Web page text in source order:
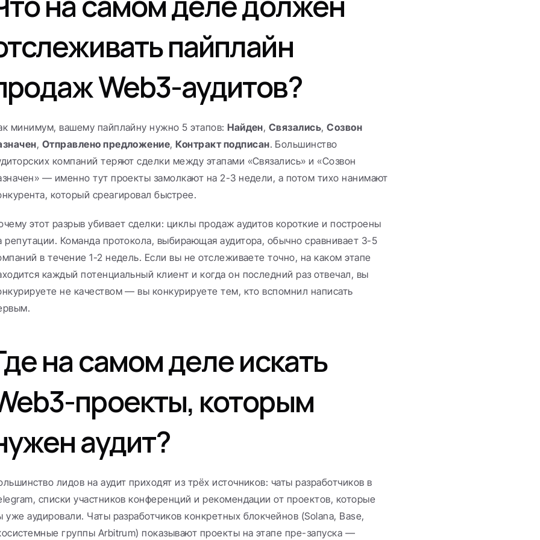
пайплайн
Web3-аудитов?
минимум, вашему пайплайну нужно 5 этапов: Найден, Связались, Созвон
, Отправлено предложение, Контракт подписан. Большинство
компаний теряют сделки между этапами «Связались» и «Созвон
— именно тут проекты замолкают на 2-3 недели, а потом тихо нанимают
который среагировал быстрее.
этот разрыв убивает сделки: циклы продаж аудитов короткие и построены
репутации. Команда протокола, выбирающая аудитора, обычно сравнивает 3-5
в течение 1-2 недель. Если вы не отслеживаете точно, на каком этапе
каждый потенциальный клиент и когда он последний раз отвечал, вы
не качеством — вы конкурируете тем, кто вспомнил написать
на самом деле искать
проекты, которым
аудит?
лидов на аудит приходят из трёх источников: чаты разработчиков в
списки участников конференций и рекомендации от проектов, которые
уже аудировали. Чаты разработчиков конкретных блокчейнов (Solana, Base,
группы Arbitrum) показывают проекты на этапе пре-запуска —